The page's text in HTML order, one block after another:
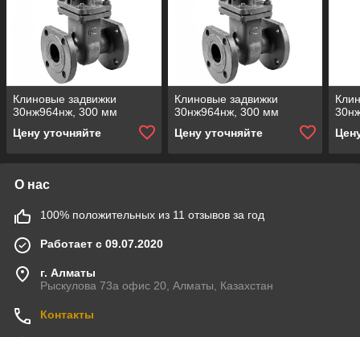
Клиновые задвижки
30нж964нж, 300 мм
Цену уточняйте
Клиновые задвижки
30нж964нж, 300 мм
Цену уточняйте
О нас
100% положительных из 11 отзывов за год
Работает с 09.07.2020
г. Алматы
Рыскулова 73а офис 20, Алматы, Казахстан
Контакты